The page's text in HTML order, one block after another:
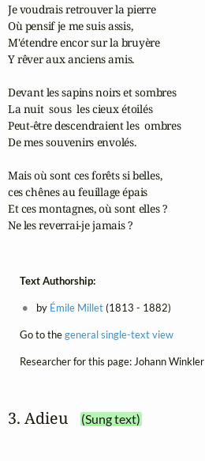
Je voudrais retrouver la pierre
Où pensif je me suis assis,
M'étendre encor sur la bruyère
Y rêver aux anciens amis.
Devant les sapins noirs et sombres
La nuit  sous  les cieux étoilés
Peut-être descendraient les  ombres
De mes souvenirs envolés.
Mais où sont ces forêts si belles,
ces chênes au feuillage épais
Et ces montagnes, où sont elles ?
Ne les reverrai-je jamais ?
Text Authorship:
by Émile Millet(1813 - 1882)
Go to thegeneral single-text view
Researcher for this page: Johann Winkler
3. Adieu (Sung text)